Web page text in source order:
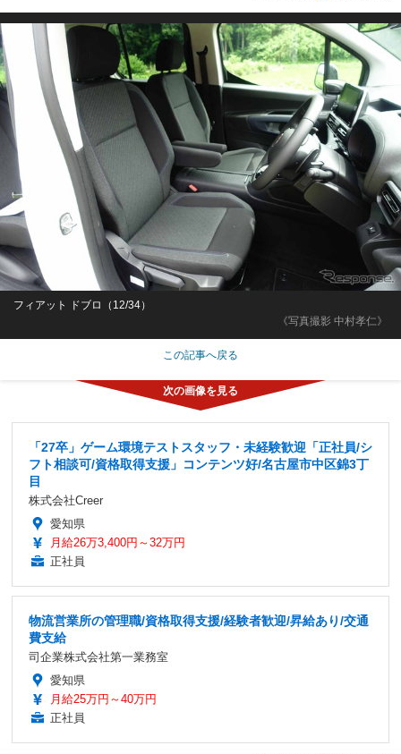
《写真撮影 中村孝仁》
フィアット ドブロ（12/34）
この記事へ戻る
「27卒」ゲーム環境テストスタッフ・未経験歓迎「正社員/シ
フト相談可/資格取得支援」コンテンツ好/名古屋市中区錦3丁
目
株式会社Creer
愛知県
月給26万3,400円～32万円
正社員
物流営業所の管理職/資格取得支援/経験者歓迎/昇給あり/交通
費支給
司企業株式会社第一業務室
愛知県
月給25万円～40万円
正社員